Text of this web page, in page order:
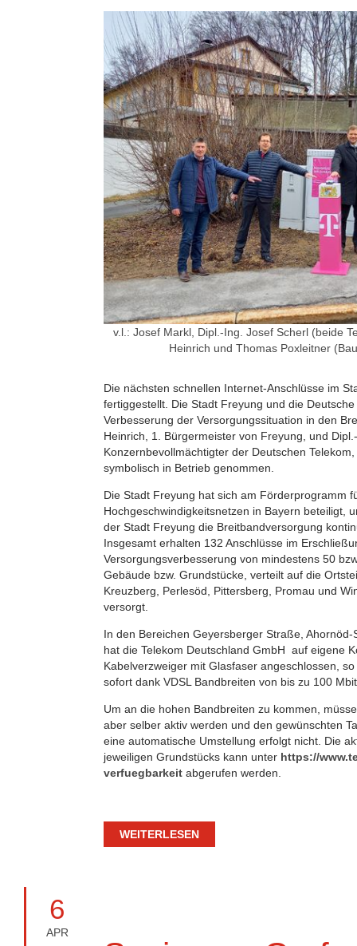
v.l.: Josef Markl, Dipl.-Ing. Josef Scherl (beide
Heinrich und Thomas Poxleitner
Die nächsten schnellen Internet-Anschlüsse im
fertiggestellt. Die Stadt Freyung und die
Verbesserung der Versorgungssituation in den
Heinrich, 1. Bürgermeister von Freyung, und
Konzernbevollmächtigter der Deutschen
symbolisch in Betrieb genommen.
Die Stadt Freyung hat sich am Förderprogramm
Hochgeschwindigkeitsnetzen in Bayern beteiligt,
der Stadt Freyung die Breitbandversorgung
Insgesamt erhalten 132 Anschlüsse im
Versorgungsverbesserung von mindestens 50
Gebäude bzw. Grundstücke, verteilt auf die
Kreuzberg, Perlesöd, Pittersberg, Promau und
versorgt.
In den Bereichen Geyersberger Straße,
hat die Telekom Deutschland GmbH auf eigene
Kabelverzweiger mit Glasfaser angeschlossen,
sofort dank VDSL Bandbreiten von bis zu 100
Um an die hohen Bandbreiten zu kommen,
aber selber aktiv werden und den gewünschten
eine automatische Umstellung erfolgt nicht. Die
jeweiligen Grundstücks kann unter https://
verfuegbarkeit abgerufen werden.
WEITERLESEN
6
APR